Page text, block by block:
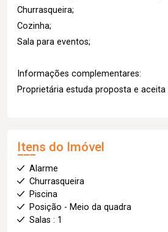
Churrasqueira;
Cozinha;
Sala para eventos;
Informações complementares:
Proprietária estuda proposta e
Itens do Imóvel
Alarme
Churrasqueira
Piscina
Posição - Meio da quadra
Salas : 1